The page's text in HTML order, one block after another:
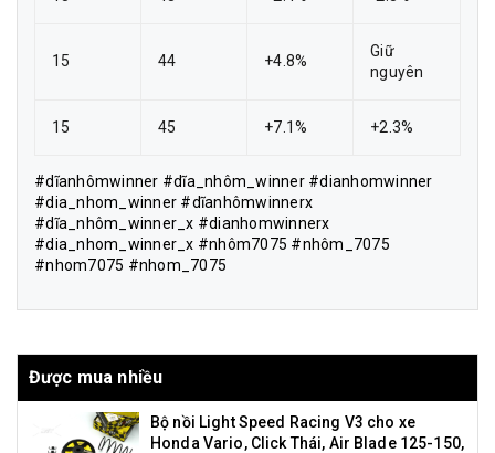
15 44 +4.8%
Giữ
nguyên
15 45 +7.1% +2.3%
#dĩanhômwinner #dĩa_nhôm_winner #dianhomwinner
#dia_nhom_winner #dĩanhômwinnerx
#dĩa_nhôm_winner_x #dianhomwinnerx
#dia_nhom_winner_x #nhôm7075 #nhôm_7075
#nhom7075 #nhom_7075
Được mua nhiều
Bộ nồi Light Speed Racing V3 cho xe
Honda Vario, Click Thái, Air Blade 125-150,